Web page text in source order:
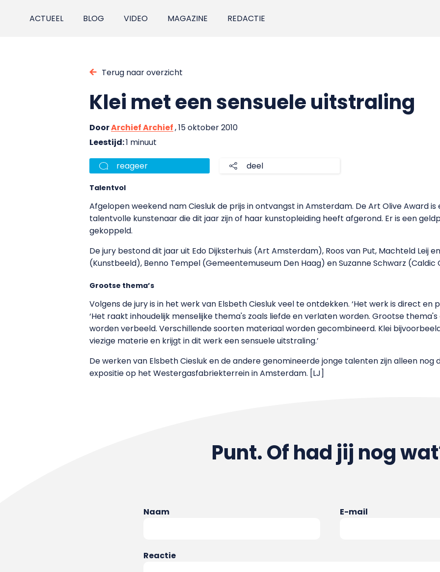
ACTUEEL BLOG VIDEO MAGAZINE REDACTIE
Terug naar overzicht
Klei met een sensuele uitstraling
DoorArchief Archief, 15 oktober 2010
Leestijd:1 minuut
reageer deel
Talentvol
Afgelopen weekend nam Ciesluk de prijs in ontvangst in Amsterdam. De Art Olive Award
talentvolle kunstenaar die dit jaar zijn of haar kunstopleiding heeft afgerond. Er is een
gekoppeld.
De jury bestond dit jaar uit Edo Dijksterhuis (Art Amsterdam), Roos van Put, Machteld Leij
(Kunstbeeld), Benno Tempel (Gemeentemuseum Den Haag) en Suzanne Schwarz (Caldic
Grootse thema’s
Volgens de jury is in het werk van Elsbeth Ciesluk veel te ontdekken. ‘Het werk is direct en
‘Het raakt inhoudelijk menselijke thema's zoals liefde en verlaten worden. Grootse
worden verbeeld. Verschillende soorten materiaal worden gecombineerd. Klei
viezige materie en krijgt in dit werk een sensuele uitstraling.’
De werken van Elsbeth Ciesluk en de andere genomineerde jonge talenten zijn alleen nog
expositie op het Westergasfabriekterrein in Amsterdam. [LJ]
Punt. Of had jij nog
Naam E-mail
Reactie